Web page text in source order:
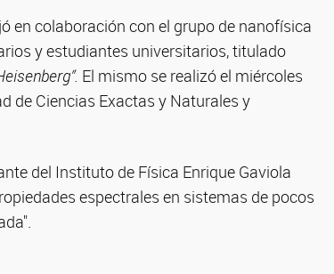
en colaboración con el grupo de nanofísica
y estudiantes universitarios, titulado
El mismo se realizó el miércoles
de Ciencias Exactas y Naturales y
del Instituto de Física Enrique Gaviola
espectrales en sistemas de pocos